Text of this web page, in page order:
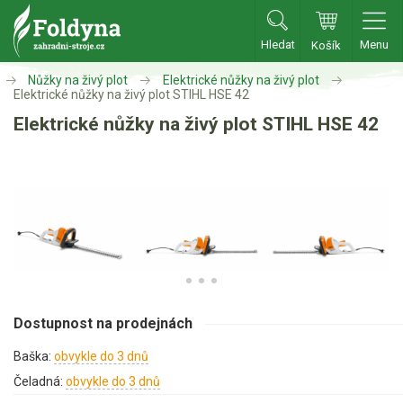
Hledat Košík Menu
Zahradní traktory
Zahradní traktory
Sekačky
Akumulátorové sekačky
Robotické sekačky
Bubnové sekačky
Nůžky na živý plot
Elektrické nůžky na živý plot
Elektrické nůžky na živý plot STIHL HSE 42
Elektrické nůžky na živý plot STIHL HSE 42
Dostupnost na prodejnách
Baška: obvykle do 3 dnů
Čeladná: obvykle do 3 dnů